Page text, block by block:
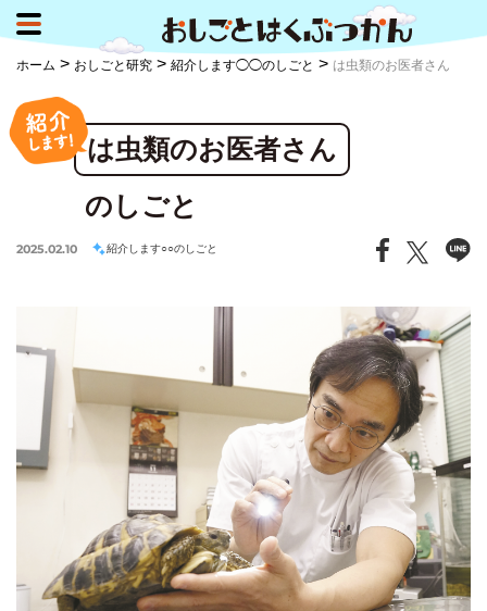
ホーム > おしごと研究 > 紹介します◯◯のしごと > は虫類のお医者さん
は虫類のお医者さん
のしごと
2025.02.10 紹介します○○のしごと